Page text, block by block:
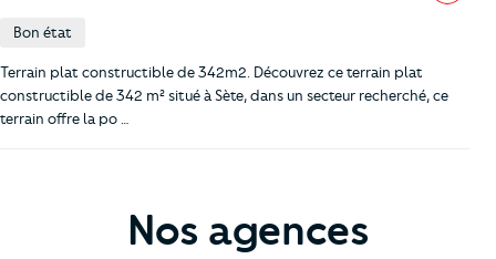
Bon état
Terrain plat constructible de 342m2. Découvrez ce terrain plat
constructible de 342 m² situé à Sète, dans un secteur recherché, ce
terrain offre la po …
Nos agences